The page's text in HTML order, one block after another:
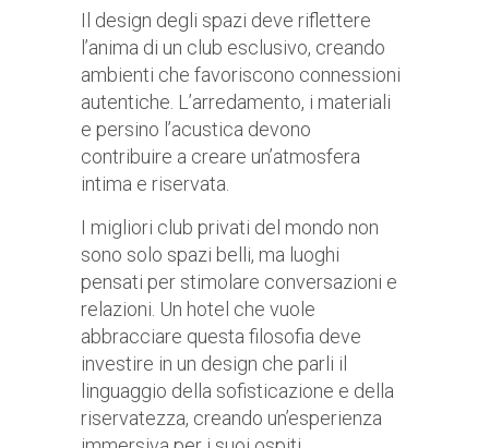
Il design degli spazi deve riflettere
l’anima di un club esclusivo, creando
ambienti che favoriscono connessioni
autentiche. L’arredamento, i materiali
e persino l’acustica devono
contribuire a creare un’atmosfera
intima e riservata.
I migliori club privati del mondo non
sono solo spazi belli, ma luoghi
pensati per stimolare conversazioni e
relazioni. Un hotel che vuole
abbracciare questa filosofia deve
investire in un design che parli il
linguaggio della sofisticazione e della
riservatezza, creando un’esperienza